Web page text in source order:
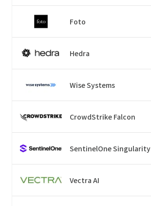
Foto
Hedra
Wise Systems
CrowdStrike Falcon
SentinelOne Singularity
Vectra AI